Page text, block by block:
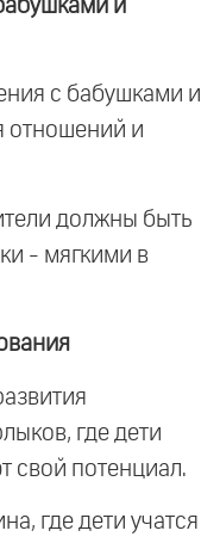
и
с бабушками и
отношений и
должны быть
- мягкими в
где дети
свой потенциал.
где дети учатся